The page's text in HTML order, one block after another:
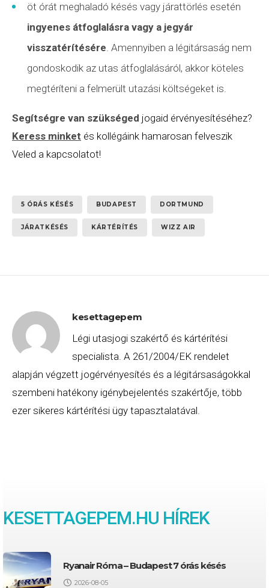
öt órát meghaladó késés vagy járattörlés esetén
ingyenes átfoglalásra vagy a jegyár
visszatérítésére. Amennyiben a légitársaság nem
gondoskodik az utas átfoglalásáról, akkor köteles
megtéríteni a felmerült utazási költségeket is.
Segítségre van szükséged jogaid érvényesítéséhez?
Keress minket és kollégáink hamarosan felveszik
Veled a kapcsolatot!
5 ÓRÁS KÉSÉS BUDAPEST DORTMUND
JÁRATKÉSÉS KÁRTÉRÍTÉS WIZZ AIR
kesettagepem
Légi utasjogi szakértő és kártérítési
specialista. A 261/2004/EK rendelet
alapján végzett jogérvényesítés és a légitársaságokkal
szembeni hatékony igénybejelentés szakértője, több
ezer sikeres kártérítési ügy tapasztalatával.
KESETTAGEPEM.HU HÍREK
Ryanair Róma – Budapest 7 órás késés
2026-08-05